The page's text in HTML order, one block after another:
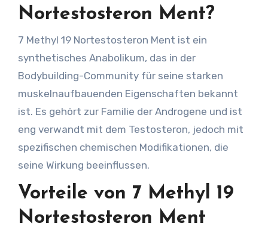
Nortestosteron Ment?
7 Methyl 19 Nortestosteron Ment ist ein
synthetisches Anabolikum, das in der
Bodybuilding-Community für seine starken
muskelnaufbauenden Eigenschaften bekannt
ist. Es gehört zur Familie der Androgene und ist
eng verwandt mit dem Testosteron, jedoch mit
spezifischen chemischen Modifikationen, die
seine Wirkung beeinflussen.
Vorteile von 7 Methyl 19
Nortestosteron Ment